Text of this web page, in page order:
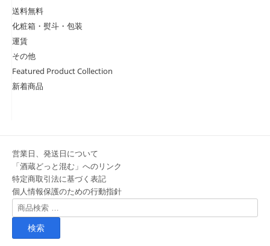
送料無料
化粧箱・熨斗・包装
運賃
その他
Featured Product Collection
新着商品
営業日、発送日について
「酒蔵どっと混む」へのリンク
特定商取引法に基づく表記
個人情報保護のための行動指針
検
索
象: